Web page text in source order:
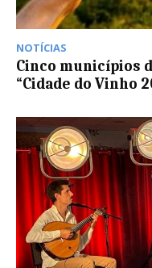
NOTÍCIAS
Cinco municípios
“Cidade do Vinho